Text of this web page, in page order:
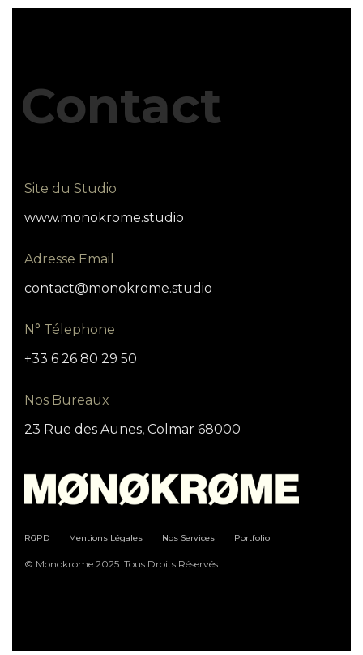
Contact
Site du Studio
www.monokrome.studio
Adresse Email
contact@monokrome.studio
N° Télephone
+33 6 26 80 29 50
Nos Bureaux
23 Rue des Aunes, Colmar 68000
RGPD Mentions Légales Nos Services Portfolio
© Monokrome 2025. Tous Droits Réservés